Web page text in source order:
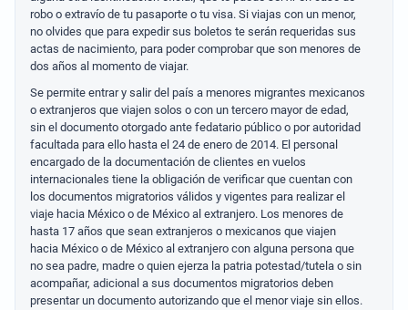
robo o extravío de tu pasaporte o tu visa. Si viajas con un menor,
no olvides que para expedir sus boletos te serán requeridas sus
actas de nacimiento, para poder comprobar que son menores de
dos años al momento de viajar.
Se permite entrar y salir del país a menores migrantes mexicanos
o extranjeros que viajen solos o con un tercero mayor de edad,
sin el documento otorgado ante fedatario público o por autoridad
facultada para ello hasta el 24 de enero de 2014. El personal
encargado de la documentación de clientes en vuelos
internacionales tiene la obligación de verificar que cuentan con
los documentos migratorios válidos y vigentes para realizar el
viaje hacia México o de México al extranjero. Los menores de
hasta 17 años que sean extranjeros o mexicanos que viajen
hacia México o de México al extranjero con alguna persona que
no sea padre, madre o quien ejerza la patria potestad/tutela o sin
acompañar, adicional a sus documentos migratorios deben
presentar un documento autorizando que el menor viaje sin ellos.